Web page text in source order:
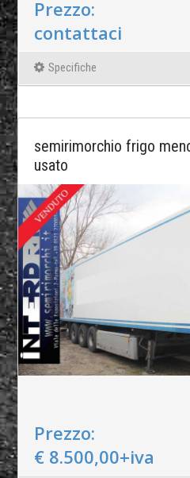
Prezzo:
contattaci
Specifiche
semirimorchio frigo
usato
Prezzo:
€ 8.500,00+iva